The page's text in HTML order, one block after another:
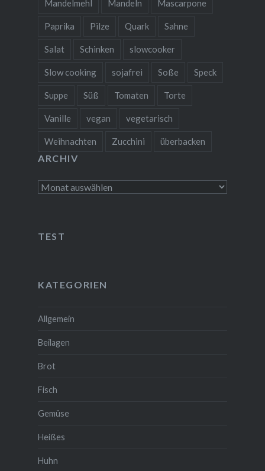
Mandelmehl Mandeln Mascarpone
Paprika Pilze Quark Sahne
Salat Schinken slowcooker
Slow cooking sojafrei Soße Speck
Suppe Süß Tomaten Torte
Vanille vegan vegetarisch
Weihnachten Zucchini überbacken
ARCHIV
Archiv
TEST
KATEGORIEN
Allgemein
Beilagen
Brot
Fisch
Gemüse
Heißes
Huhn